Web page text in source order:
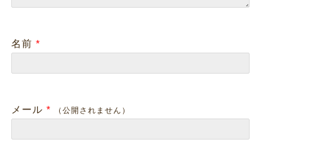
名前 *
メール * （公開されません）